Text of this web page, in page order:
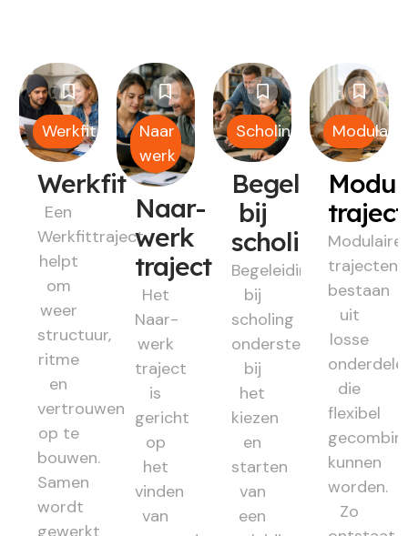
Werkfit
Werkfit
Een
Werkfittraject
helpt
om
weer
structuur,
ritme
en
vertrouwen
op te
bouwen.
Samen
wordt
gewerkt
Naar
werk
Naar-
werk
traject
Het
Naar-
werk
traject
is
gericht
op
het
vinden
van
Scholing
Begeleiding
bij
scholing
Begeleiding
bij
scholing
ondersteunt
bij
het
kiezen
en
starten
van
een
Modulair
Modulaire
trajecten
bestaan
uit
losse
die
flexibel
kunnen
worden.
Zo